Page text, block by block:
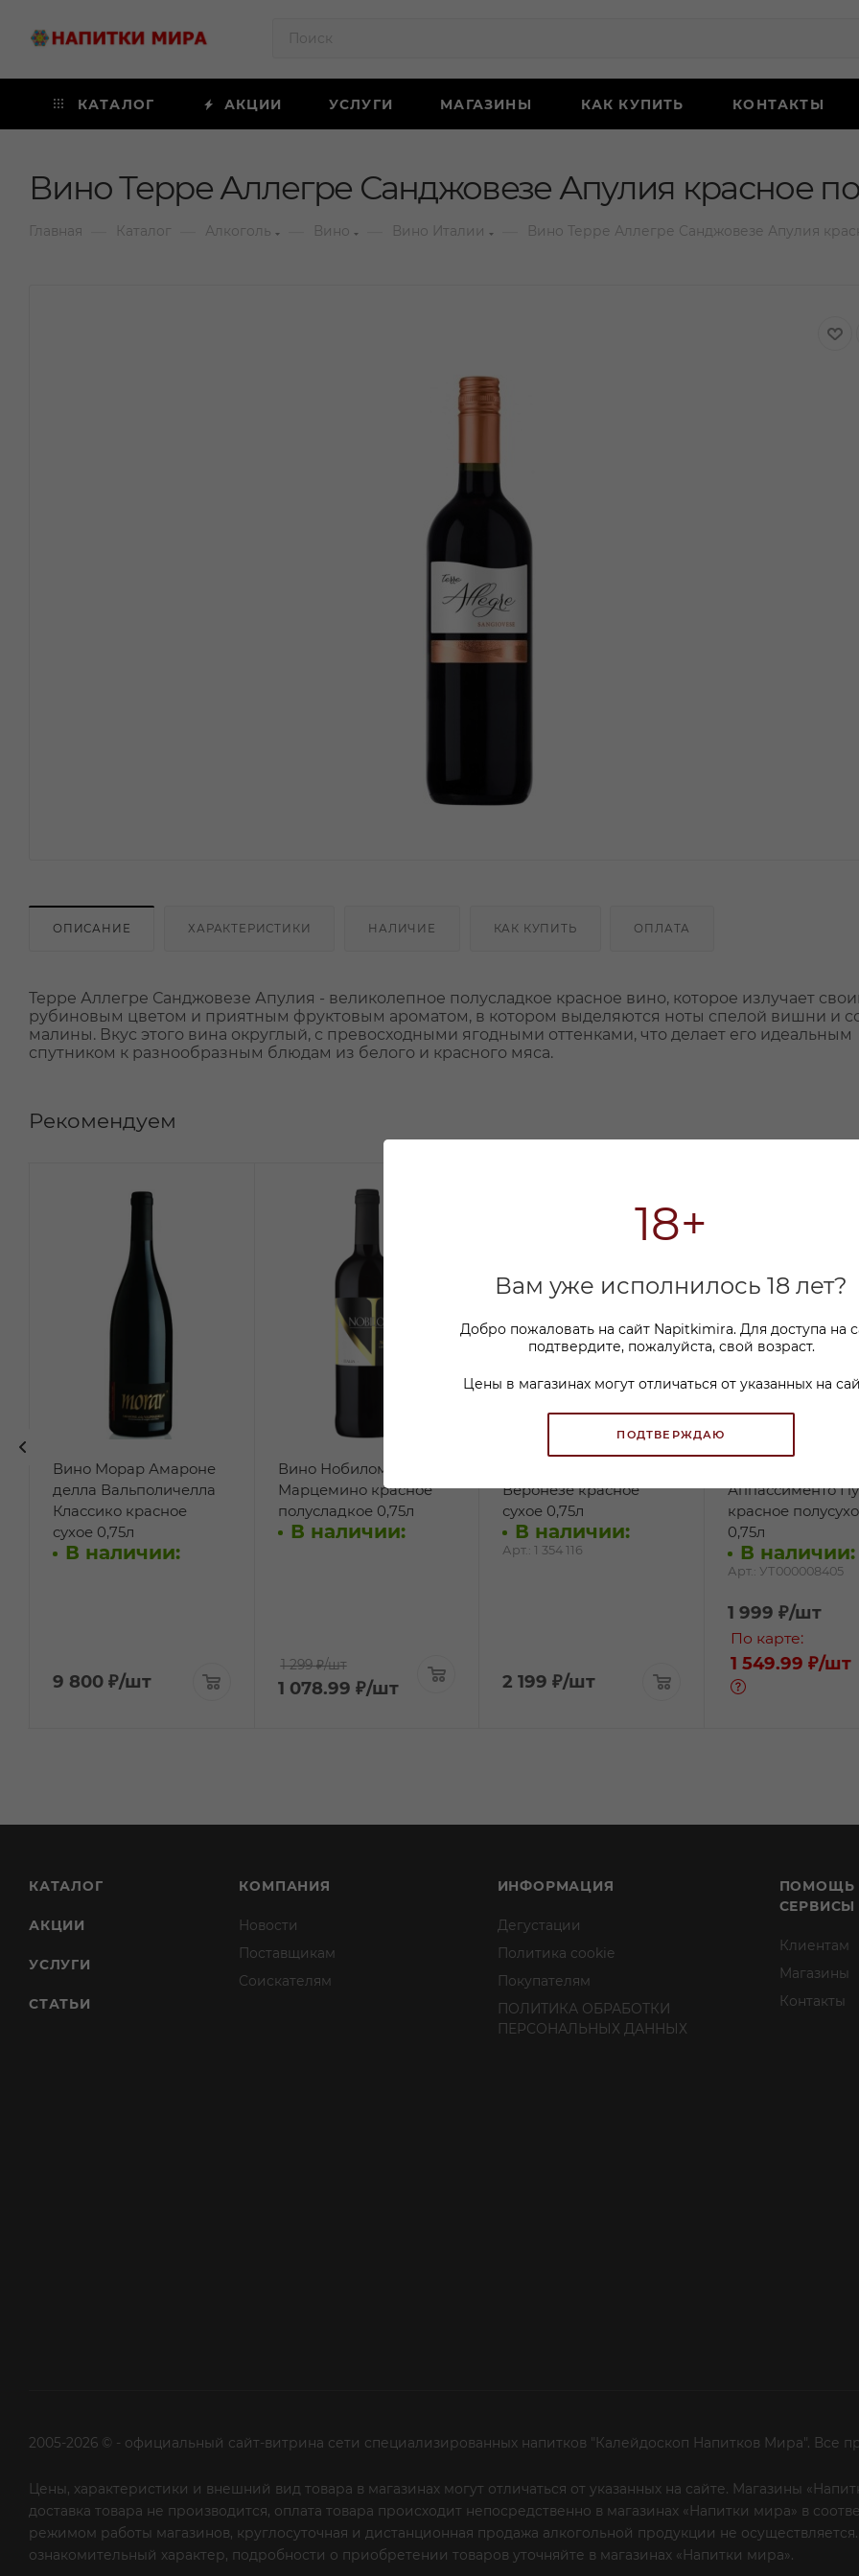
18+
Вам уже исполнилось 18 лет?
Добро пожаловать на сайт Napitkimira. Для доступа на
подтвердите, пожалуйста, свой возраст.
Цены в магазинах могут отличаться от указанных на
ПОДТВЕРЖДАЮ
КАТАЛОГ АКЦИИ УСЛУГИ МАГАЗИНЫ КАК КУПИТЬ КОНТАКТЫ
Вино Терре Аллегре Санджовезе Апулия красное
Главная Каталог Алкоголь Вино Вино Италии Вино Терре Аллегре Санджовезе Апулия
ОПИСАНИЕ ХАРАКТЕРИСТИКИ НАЛИЧИЕ КАК КУПИТЬ ОПЛАТА
Терре Аллегре Санджовезе Апулия - великолепное полусладкое красное вино, которое излучает
рубиновым цветом и приятным фруктовым ароматом, в котором выделяются ноты спелой вишни и
малины. Вкус этого вина округлый, с превосходными ягодными оттенками, что делает его идеальным
спутником к разнообразным блюдам из белого и красного мяса.
Рекомендуем
Вино Морар Амароне
делла Вальполичелла
Классико красное
сухое 0,75л
В наличии:
9 800₽/шт
Вино Нобиломо
Марцемино красное
полусладкое 0,75л
В наличии:
1 299 ₽/шт
1 078.99 ₽/шт
Веронезе красное
сухое 0,75л
В наличии:
Арт.: 1 354 116
2 199 ₽/шт
Аппассименто
красное
0,75л
В наличии:
Арт.: УТ000008405
1 999 ₽/шт
По карте:
1 549.99 ₽/шт
КАТАЛОГ
АКЦИИ
УСЛУГИ
СТАТЬИ
КОМПАНИЯ
Новости
Поставщикам
Соискателям
ИНФОРМАЦИЯ
Дегустации
Политика cookie
Покупателям
ПОЛИТИКА ОБРАБОТКИ
ПЕРСОНАЛЬНЫХ ДАННЫХ
ПОМОЩЬ
СЕРВИСЫ
Клиентам
Магазины
Контакты
2005-2026 © - официальный сайт-витрина сети специализированных напитков "Калейдоскоп Напитков Мира". Все
Цены, характеристики и внешний вид товара в магазинах могут отличаться от указанных на сайте. Магазины
доставка товара не производится, оплата товара происходит непосредственно в магазинах «Напитки мира» в
режимом работы магазинов, круглосуточная и дистанционная продажа алкогольной продукции не
ознакомительный характер, подробности о приобретении товаров уточняйте в магазинах «Напитки мира».